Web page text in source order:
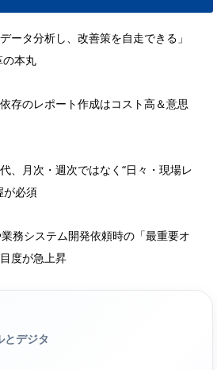
ータ分析し、改善策を自走できる」
の本丸
存のレポート作成はコスト高＆意思
、月次・週次ではなく“日々・現場レ
が必須
務システム開発依頼時の「最重要オ
度が急上昇
とデジタ